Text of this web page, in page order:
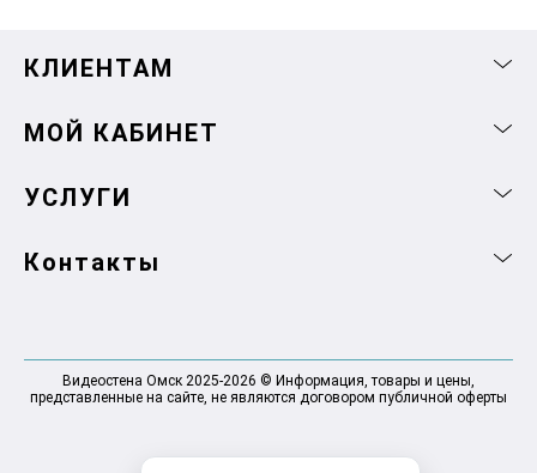
КЛИЕНТАМ
МОЙ КАБИНЕТ
УСЛУГИ
Контакты
Видеостена Омск 2025-2026 © Информация, товары и цены,
представленные на сайте, не являются договором публичной оферты